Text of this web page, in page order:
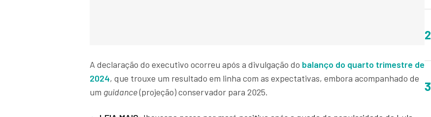
A declaração do executivo ocorreu após a divulgação do balanço do quarto trimestre de
2024, que trouxe um resultado em linha com as expectativas, embora acompanhado de
um guidance(projeção) conservador para 2025.
2
3